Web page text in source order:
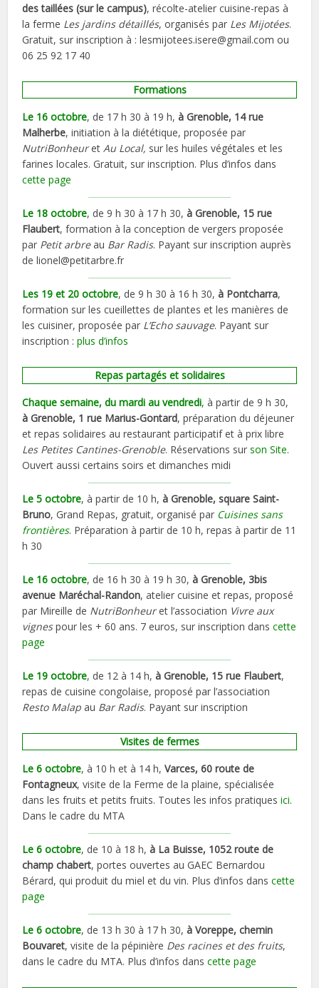
des taillées (sur le campus), récolte-atelier cuisine-repas à
la ferme Les jardins détaillés, organisés par Les Mijotées.
Gratuit, sur inscription à : lesmijotees.isere@gmail.com ou
06 25 92 17 40
Formations
Le 16 octobre, de 17 h 30 à 19 h,à Grenoble, 14 rue
Malherbe, initiation à la diététique, proposée par
NutriBonheuretAu Local, sur les huiles végétales et les
farines locales. Gratuit, sur inscription. Plus d’infos dans
cette page
Le 18 octobre, de 9 h 30 à 17 h 30,à Grenoble, 15 rue
Flaubert, formation à la conception de vergers proposée
par Petit arbreau Bar Radis. Payant sur inscription auprès
de lionel@petitarbre.fr
Les 19 et 20 octobre, de 9 h 30 à 16 h 30,à Pontcharra,
formation sur les cueillettes de plantes et les manières de
les cuisiner, proposée par L’Echo sauvage. Payant sur
inscription :plus d’infos
Repas partagés et solidaires
Chaque semaine, du mardi au vendredi, à partir de 9 h 30,
à Grenoble, 1 rue Marius-Gontard, préparation du déjeuner
et repas solidaires au restaurant participatif et à prix libre
Les Petites Cantines-Grenoble. Réservations surson Site.
Ouvert aussi certains soirs et dimanches midi
Le 5 octobre, à partir de 10 h,à Grenoble, square Saint-
Bruno, Grand Repas, gratuit, organisé par Cuisines sans
frontières. Préparation à partir de 10 h, repas à partir de 11
h 30
Le 16 octobre, de 16 h 30 à 19 h 30,à Grenoble, 3bis
avenue Maréchal-Randon, atelier cuisine et repas, proposé
par Mireille de NutriBonheuret l’association Vivre aux
vignespour les + 60 ans. 7 euros, sur inscription danscette
page
Le 19 octobre, de 12 à 14 h,à Grenoble, 15 rue Flaubert,
repas de cuisine congolaise, proposé par l’association
Resto Malap au Bar Radis. Payant sur inscription
Visites de fermes
Le 6 octobre, à 10 h et à 14 h,Varces, 60 route de
Fontagneux, visite de la Ferme de la plaine, spécialisée
dans les fruits et petits fruits. Toutes les infos pratiquesici.
Dans le cadre du MTA
Le 6 octobre, de 10 à 18 h,à La Buisse, 1052 route de
champ chabert, portes ouvertes au GAEC Bernardou
Bérard, qui produit du miel et du vin. Plus d’infos danscette
page
Le 6 octobre, de 13 h 30 à 17 h 30,à Voreppe, chemin
Bouvaret, visite de la pépinière Des racines et des fruits,
dans le cadre du MTA. Plus d’infos danscette page